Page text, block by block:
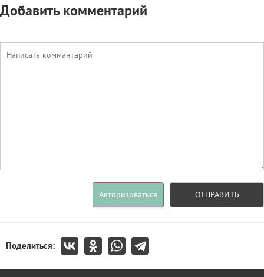
Добавить комментарий
Авторизоваться ОТПРАВИТЬ
Поделиться: